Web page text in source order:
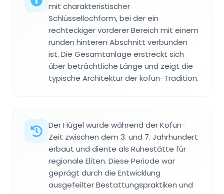
mit charakteristischer
Schlüssellochform, bei der ein
rechteckiger vorderer Bereich mit einem
runden hinteren Abschnitt verbunden
ist. Die Gesamtanlage erstreckt sich
über beträchtliche Länge und zeigt die
typische Architektur der kofun-Tradition.
Der Hügel wurde während der Kofun-
Zeit zwischen dem 3. und 7. Jahrhundert
erbaut und diente als Ruhestätte für
regionale Eliten. Diese Periode war
geprägt durch die Entwicklung
ausgefeilter Bestattungspraktiken und